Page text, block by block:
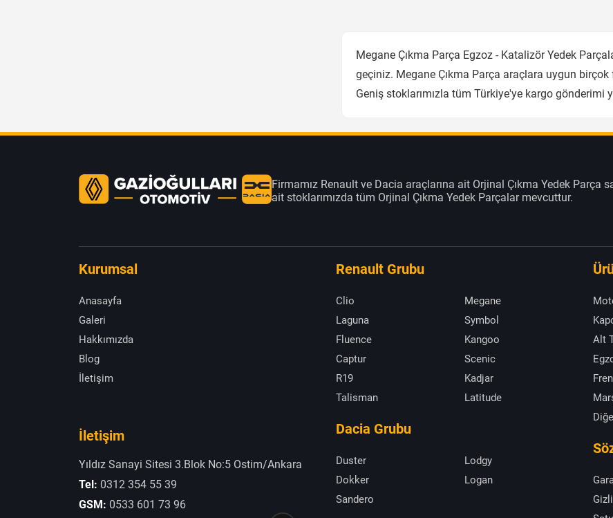
Megane Çıkma Parça Egzoz - Katalizör Yedek
geçiniz. Megane Çıkma Parça araçlara uygun
Geniş stoklarımızla tüm Türkiye'ye kargo gönderimi
Firmamız Renault ve Dacia araçlarına ait Orjinal Çıkma Yedek Parça
ait stoklarımızda tüm Orjinal Çıkma Yedek Parçalar mevcuttur.
Kurumsal
Anasayfa
Galeri
Hakkımızda
Blog
İletişim
İletişim
Yıldız Sanayi Sitesi 3.Blok No:5 Ostim/Ankara
Tel: 0312 354 55 39
GSM: 0533 601 73 96
Renault Grubu
Clio
Megane
Laguna
Symbol
Fluence
Kangoo
Captur
Scenic
R19
Kadjar
Talisman
Latitude
Dacia Grubu
Duster
Lodgy
Dokker
Logan
Sandero
Alt